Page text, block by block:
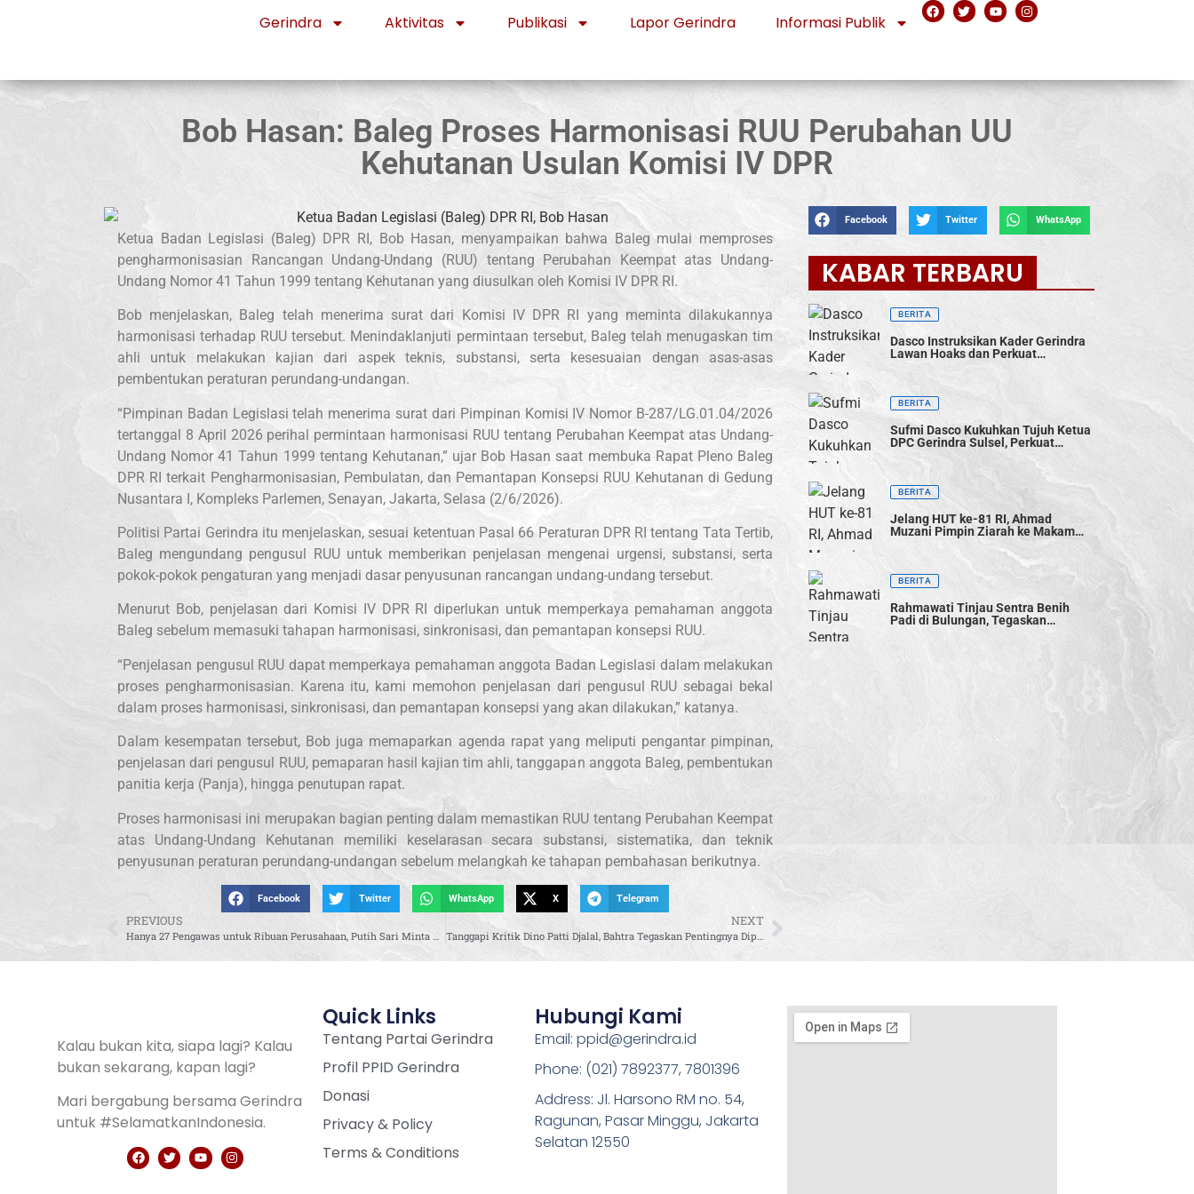
Gerindra Aktivitas Publikasi Lapor Gerindra Informasi Publik
Bob Hasan: Baleg Proses Harmonisasi RUU Perubahan UU
Kehutanan Usulan Komisi IV DPR
Ketua Badan Legislasi (Baleg) DPR RI, Bob Hasan, menyampaikan bahwa Baleg mulai memproses
pengharmonisasian Rancangan Undang-Undang (RUU) tentang Perubahan Keempat atas Undang-
Undang Nomor 41 Tahun 1999 tentang Kehutanan yang diusulkan oleh Komisi IV DPR RI.
Bob menjelaskan, Baleg telah menerima surat dari Komisi IV DPR RI yang meminta dilakukannya
harmonisasi terhadap RUU tersebut. Menindaklanjuti permintaan tersebut, Baleg telah menugaskan tim
ahli untuk melakukan kajian dari aspek teknis, substansi, serta kesesuaian dengan asas-asas
pembentukan peraturan perundang-undangan.
“Pimpinan Badan Legislasi telah menerima surat dari Pimpinan Komisi IV Nomor B-287/LG.01.04/2026
tertanggal 8 April 2026 perihal permintaan harmonisasi RUU tentang Perubahan Keempat atas Undang-
Undang Nomor 41 Tahun 1999 tentang Kehutanan,” ujar Bob Hasan saat membuka Rapat Pleno Baleg
DPR RI terkait Pengharmonisasian, Pembulatan, dan Pemantapan Konsepsi RUU Kehutanan di Gedung
Nusantara I, Kompleks Parlemen, Senayan, Jakarta, Selasa (2/6/2026).
Politisi Partai Gerindra itu menjelaskan, sesuai ketentuan Pasal 66 Peraturan DPR RI tentang Tata Tertib,
Baleg mengundang pengusul RUU untuk memberikan penjelasan mengenai urgensi, substansi, serta
pokok-pokok pengaturan yang menjadi dasar penyusunan rancangan undang-undang tersebut.
Menurut Bob, penjelasan dari Komisi IV DPR RI diperlukan untuk memperkaya pemahaman anggota
Baleg sebelum memasuki tahapan harmonisasi, sinkronisasi, dan pemantapan konsepsi RUU.
“Penjelasan pengusul RUU dapat memperkaya pemahaman anggota Badan Legislasi dalam melakukan
proses pengharmonisasian. Karena itu, kami memohon penjelasan dari pengusul RUU sebagai bekal
dalam proses harmonisasi, sinkronisasi, dan pemantapan konsepsi yang akan dilakukan,” katanya.
Dalam kesempatan tersebut, Bob juga memaparkan agenda rapat yang meliputi pengantar pimpinan,
penjelasan dari pengusul RUU, pemaparan hasil kajian tim ahli, tanggapan anggota Baleg, pembentukan
panitia kerja (Panja), hingga penutupan rapat.
Proses harmonisasi ini merupakan bagian penting dalam memastikan RUU tentang Perubahan Keempat
atas Undang-Undang Kehutanan memiliki keselarasan secara substansi, sistematika, dan teknik
penyusunan peraturan perundang-undangan sebelum melangkah ke tahapan pembahasan berikutnya.
Facebook Twitter WhatsApp X Telegram
PREVIOUS
Hanya 27 Pengawas untuk Ribuan Perusahaan, Putih Sari Minta Pengawasan Ketenagakerjaan Diperkuat
NEXT
Tanggapi Kritik Dino Patti Djalal, Bahtra Tegaskan Pentingnya Diplomasi Langsung Antar Pemimpin
Facebook Twitter WhatsApp
KABAR TERBARU
BERITA
Dasco Instruksikan Kader Gerindra
Lawan Hoaks dan Perkuat
BERITA
Sufmi Dasco Kukuhkan Tujuh Ketua
DPC Gerindra Sulsel, Perkuat
BERITA
Jelang HUT ke-81 RI, Ahmad
Muzani Pimpin Ziarah ke Makam
Bung Karno, Teguhkan Semangat
BERITA
Rahmawati Tinjau Sentra Benih
Padi di Bulungan, Tegaskan
Kalau bukan kita, siapa lagi? Kalau
bukan sekarang, kapan lagi?
Mari bergabung bersama Gerindra
untuk #SelamatkanIndonesia.
Quick Links
Tentang Partai Gerindra
Profil PPID Gerindra
Donasi
Privacy & Policy
Terms & Conditions
Hubungi Kami
Email: ppid@gerindra.id
Phone: (021) 7892377, 7801396
Address: Jl. Harsono RM no. 54,
Ragunan, Pasar Minggu, Jakarta
Selatan 12550